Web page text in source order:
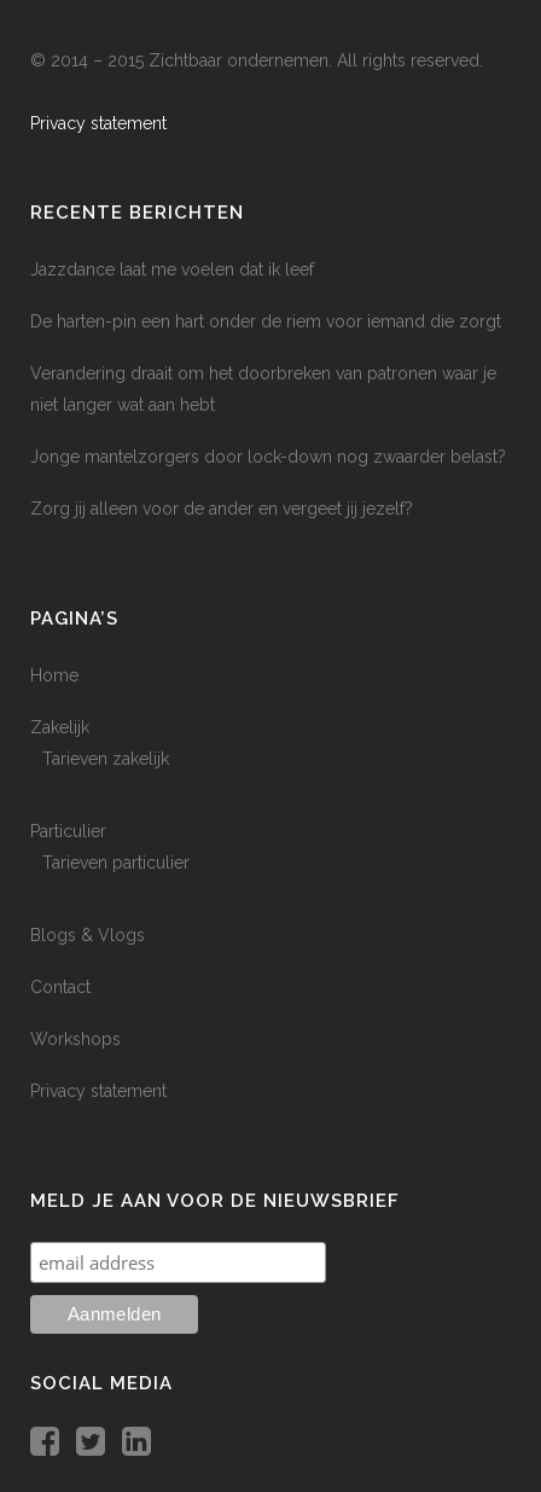
© 2014 – 2015 Zichtbaar ondernemen. All rights reserved.
Privacy statement
RECENTE BERICHTEN
Jazzdance laat me voelen dat ik leef
De harten-pin een hart onder de riem voor iemand die zorgt
Verandering draait om het doorbreken van patronen waar je
niet langer wat aan hebt
Jonge mantelzorgers door lock-down nog zwaarder belast?
Zorg jij alleen voor de ander en vergeet jij jezelf?
PAGINA’S
Home
Zakelijk
Tarieven zakelijk
Particulier
Tarieven particulier
Blogs & Vlogs
Contact
Workshops
Privacy statement
MELD JE AAN VOOR DE NIEUWSBRIEF
SOCIAL MEDIA